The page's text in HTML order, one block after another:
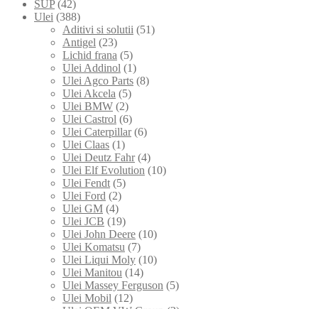
SUP (42)
Ulei (388)
Aditivi si solutii (51)
Antigel (23)
Lichid frana (5)
Ulei Addinol (1)
Ulei Agco Parts (8)
Ulei Akcela (5)
Ulei BMW (2)
Ulei Castrol (6)
Ulei Caterpillar (6)
Ulei Claas (1)
Ulei Deutz Fahr (4)
Ulei Elf Evolution (10)
Ulei Fendt (5)
Ulei Ford (2)
Ulei GM (4)
Ulei JCB (19)
Ulei John Deere (10)
Ulei Komatsu (7)
Ulei Liqui Moly (10)
Ulei Manitou (14)
Ulei Massey Ferguson (5)
Ulei Mobil (12)